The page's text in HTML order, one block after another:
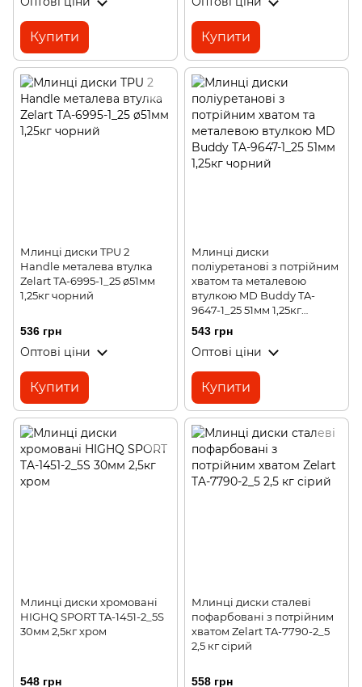
Купити Купити
Млинці диски TPU 2
Handle металева втулка
Zelart TA-6995-1_25 ø51мм
1,25кг чорний
536 грн
Оптові ціни
Купити
Млинці диски
поліуретанові з потрійним
хватом та металевою
втулкою MD Buddy TA-
9647-1_25 51мм 1,25кг
чорний
543 грн
Оптові ціни
Купити
Млинці диски хромовані
HIGHQ SPORT TA-1451-2_5S
30мм 2,5кг хром
548 грн
Млинці диски сталеві
пофарбовані з потрійним
хватом Zelart TA-7790-2_5
2,5 кг сірий
558 грн